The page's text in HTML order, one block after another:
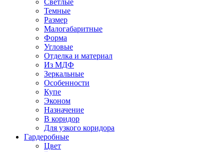
Светлые
Темные
Размер
Малогабаритные
Форма
Угловые
Отделка и материал
Из МДФ
Зеркальные
Особенности
Купе
Эконом
Назначение
В коридор
Для узкого коридора
Гардеробные
Цвет